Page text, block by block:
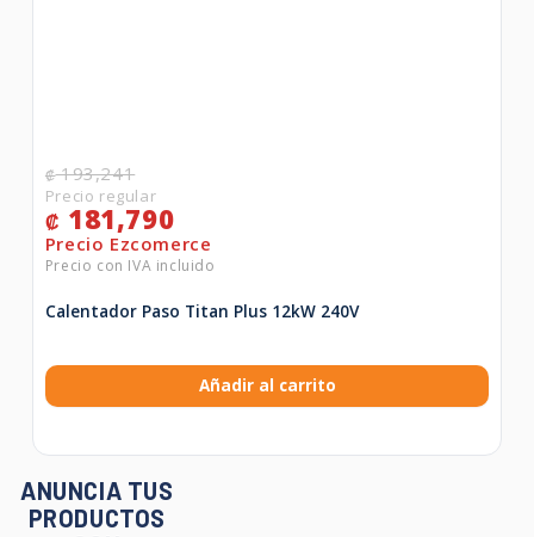
₡193,241
₡ 181,790
Calentador Paso Titan Plus 12kW 240V
Añadir al carrito
ANUNCIA TUS
PRODUCTOS